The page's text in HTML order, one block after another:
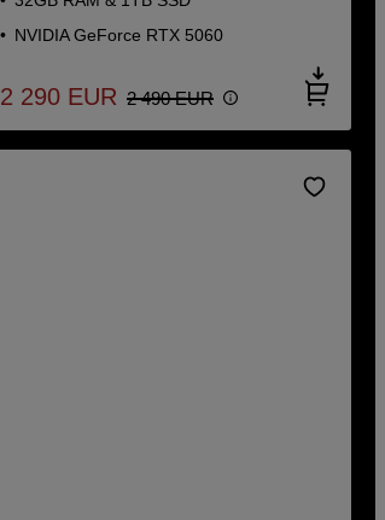
NVIDIA GeForce RTX 5060
2 290 EUR 2 490 EUR